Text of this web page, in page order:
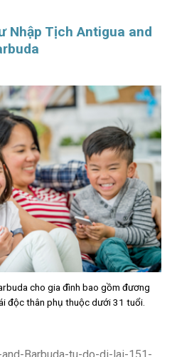
Nhập Tịch Antigua and
cho gia đình bao gồm đương
độc thân phụ thuộc dưới 31 tuổi.